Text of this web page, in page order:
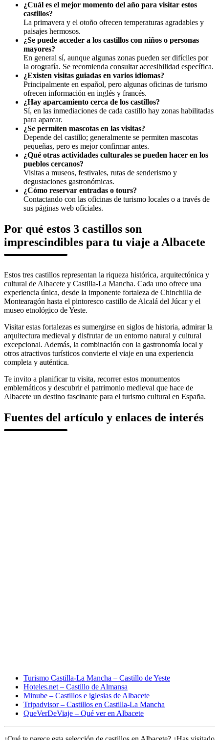
¿Cuál es el mejor momento del año para visitar estos
castillos?
La primavera y el otoño ofrecen temperaturas agradables y
paisajes hermosos.
¿Se puede acceder a los castillos con niños o personas
mayores?
En general sí, aunque algunas zonas pueden ser difíciles por
la orografía. Se recomienda consultar accesibilidad específica.
¿Existen visitas guiadas en varios idiomas?
Principalmente en español, pero algunas oficinas de turismo
ofrecen información en inglés y francés.
¿Hay aparcamiento cerca de los castillos?
Sí, en las inmediaciones de cada castillo hay zonas habilitadas
para aparcar.
¿Se permiten mascotas en las visitas?
Depende del castillo; generalmente se permiten mascotas
pequeñas, pero es mejor confirmar antes.
¿Qué otras actividades culturales se pueden hacer en los
pueblos cercanos?
Visitas a museos, festivales, rutas de senderismo y
degustaciones gastronómicas.
¿Cómo reservar entradas o tours?
Contactando con las oficinas de turismo locales o a través de
sus páginas web oficiales.
Por qué estos 3 castillos son
imprescindibles para tu viaje a Albacete
Estos tres castillos representan la riqueza histórica, arquitectónica y
cultural de Albacete y Castilla-La Mancha. Cada uno ofrece una
experiencia única, desde la imponente fortaleza de Chinchilla de
Montearagón hasta el pintoresco castillo de Alcalá del Júcar y el
museo etnológico de Yeste.
Visitar estas fortalezas es sumergirse en siglos de historia, admirar la
arquitectura medieval y disfrutar de un entorno natural y cultural
excepcional. Además, la combinación con la gastronomía local y
otros atractivos turísticos convierte el viaje en una experiencia
completa y auténtica.
Te invito a planificar tu visita, recorrer estos monumentos
emblemáticos y descubrir el patrimonio medieval que hace de
Albacete un destino fascinante para el turismo cultural en España.
Fuentes del artículo y enlaces de interés
Turismo Castilla-La Mancha – Castillo de Yeste
Hoteles.net – Castillo de Almansa
Minube – Castillos e iglesias de Albacete
Tripadvisor – Castillos en Castilla-La Mancha
QueVerDeViaje – Qué ver en Albacete